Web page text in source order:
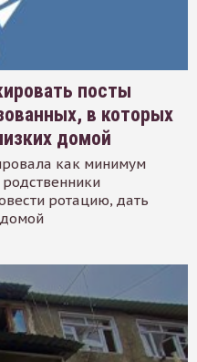
посты
в которых
домой
как минимум
ротацию, дать